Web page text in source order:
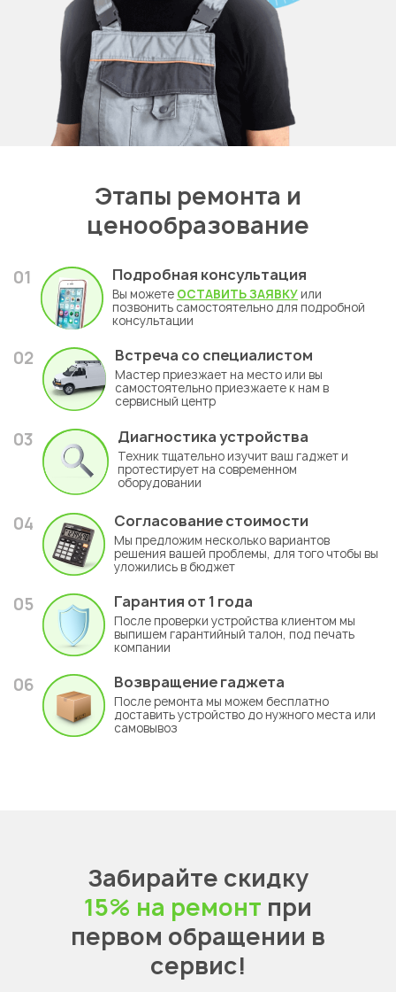
Этапы ремонта и
ценообразование
01 Подробная консультация
Вы можете ОСТАВИТЬ ЗАЯВКУ или
позвонить самостоятельно для подробной
консультации
02 Встреча со специалистом
Мастер приезжает на место или вы
самостоятельно приезжаете к нам в
сервисный центр
03 Диагностика устройства
Техник тщательно изучит ваш гаджет и
протестирует на современном
оборудовании
04 Согласование стоимости
Мы предложим несколько вариантов
решения вашей проблемы, для того чтобы вы
уложились в бюджет
05 Гарантия от 1 года
После проверки устройства клиентом мы
выпишем гарантийный талон, под печать
компании
06 Возвращение гаджета
После ремонта мы можем бесплатно
доставить устройство до нужного места или
самовывоз
Забирайте скидку
15% на ремонт при
первом обращении в
сервис!